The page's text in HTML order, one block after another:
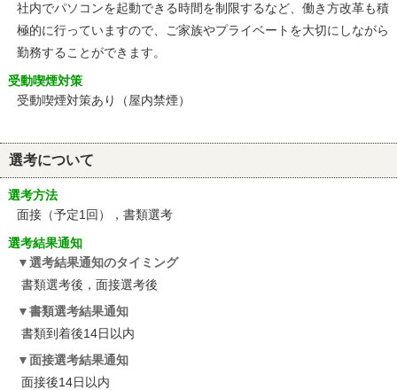
社内でパソコンを起動できる時間を制限するなど、働き方改革も積
極的に行っていますので、ご家族やプライベートを大切にしながら
勤務することができます。
受動喫煙対策
受動喫煙対策あり（屋内禁煙）
選考について
選考方法
面接（予定1回），書類選考
選考結果通知
選考結果通知のタイミング
書類選考後，面接選考後
書類選考結果通知
書類到着後14日以内
面接選考結果通知
面接後14日以内